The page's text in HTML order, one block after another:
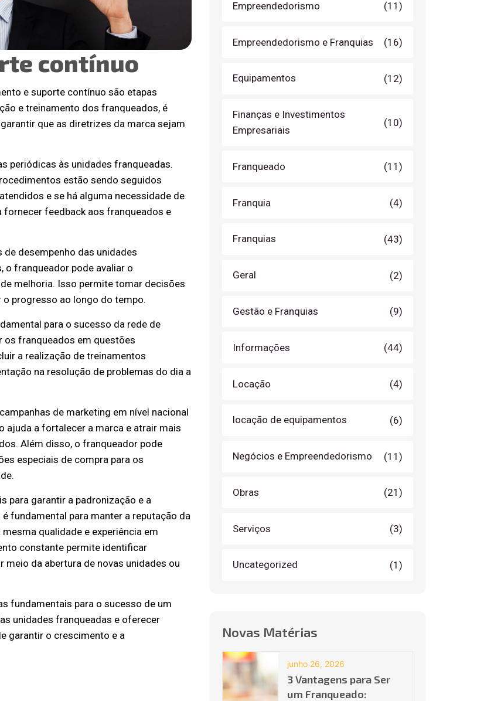
contínuo
e suporte contínuo são etapas
e treinamento dos franqueados, é
que as diretrizes da marca sejam
periódicas às unidades franqueadas.
estão sendo seguidos
e se há alguma necessidade de
fornecer feedback aos franqueados e
desempenho das unidades
o franqueador pode avaliar o
melhoria. Isso permite tomar decisões
progresso ao longo do tempo.
para o sucesso da rede de
os franqueados em questões
a realização de treinamentos
na resolução de problemas do dia a
de marketing em nível nacional
ajuda a fortalecer a marca e atrair mais
Além disso, o franqueador pode
especiais de compra para os
para garantir a padronização e a
fundamental para manter a reputação da
qualidade e experiência em
constante permite identificar
da abertura de novas unidades ou
fundamentais para o sucesso de um
unidades franqueadas e oferecer
garantir o crescimento e a
Empreendedorismo (11)
Empreendedorismo e Franquias (16)
Equipamentos (12)
Finanças e Investimentos
Empresariais
(10)
Franqueado (11)
Franquia (4)
Franquias (43)
Geral (2)
Gestão e Franquias (9)
Informações (44)
Locação (4)
locação de equipamentos (6)
Negócios e Empreendedorismo (11)
Obras (21)
Serviços (3)
Uncategorized (1)
Novas Matérias
junho 26, 2026
3 Vantagens para Ser
um Franqueado: